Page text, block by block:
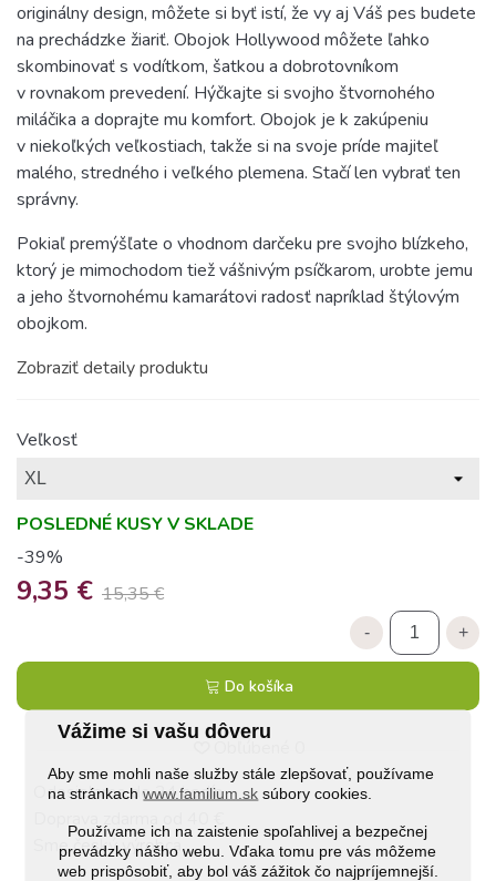
Vážime si vašu dôveru
Aby sme mohli naše služby stále zlepšovať, používame
na stránkachwww.familium.sk súbory cookies.
Používame ich na zaistenie spoľahlivej a bezpečnej
prevádzky nášho webu. Vďaka tomu pre vás môžeme
web prispôsobiť, aby bol váš zážitok čo najpríjemnejší.
originálny design, môžete si byť istí, že vy aj Váš pes budete
na prechádzke žiariť. Obojok Hollywood môžete ľahko
skombinovať s vodítkom, šatkou a dobrotovníkom
v rovnakom prevedení. Hýčkajte si svojho štvornohého
miláčika a doprajte mu komfort. Obojok je k zakúpeniu
v niekoľkých veľkostiach, takže si na svoje príde majiteľ
malého, stredného i veľkého plemena. Stačí len vybrať ten
správny.
Pokiaľ premýšľate o vhodnom darčeku pre svojho blízkeho,
ktorý je mimochodom tiež vášnivým psíčkarom, urobte jemu
a jeho štvornohému kamarátovi radosť napríklad štýlovým
obojkom.
Zobraziť detaily produktu
Veľkosť
POSLEDNÉ KUSY V SKLADE
-39%
9,35 € 15,35 €
- +
Do košíka
Odosielame do 24 hodín
Sme český výrobca